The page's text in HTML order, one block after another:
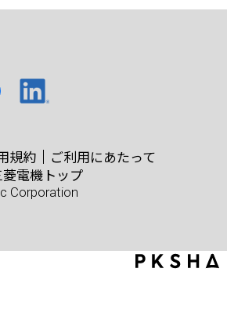
規約
ご利用にあたって
菱電機トップ
Corporation